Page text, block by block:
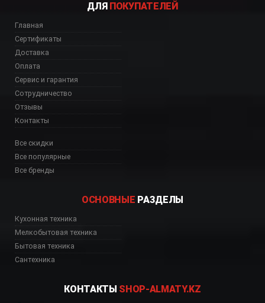
ДЛЯ ПОКУПАТЕЛЕЙ
Главная
Сертификаты
Доставка
Оплата
Сервис и гарантия
Сотрудничество
Отзывы
Контакты
Все скидки
Все популярные
Все бренды
ОСНОВНЫЕ РАЗДЕЛЫ
Кухонная техника
Мелкобытовая техника
Бытовая техника
Сантехника
КОНТАКТЫ SHOP-ALMATY.KZ